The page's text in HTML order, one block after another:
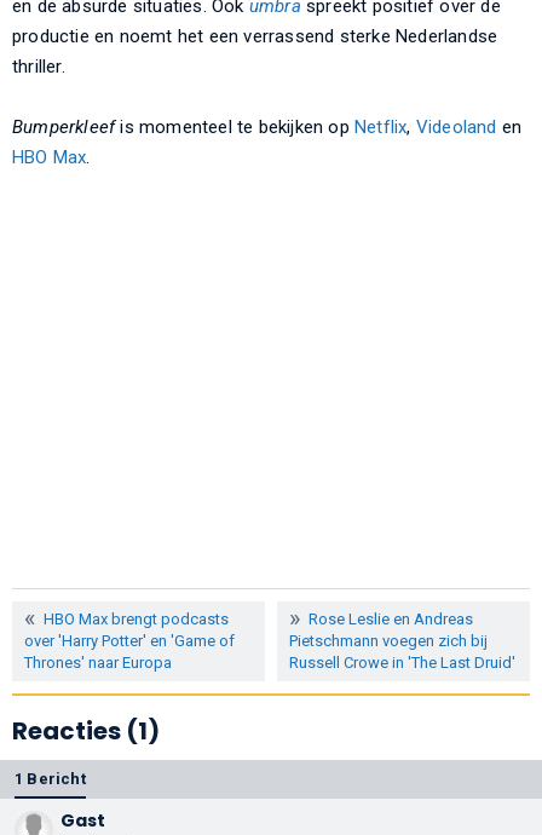
en de absurde situaties. Ook umbra spreekt positief over de
productie en noemt het een verrassend sterke Nederlandse
thriller.
Bumperkleefis momenteel te bekijken opNetflix, Videoland en
HBO Max.
HBO Max brengt podcasts
over 'Harry Potter' en 'Game of
Thrones' naar Europa
Rose Leslie en Andreas
Pietschmann voegen zich bij
Russell Crowe in 'The Last Druid'
Reacties (1)
1 Bericht
Gast